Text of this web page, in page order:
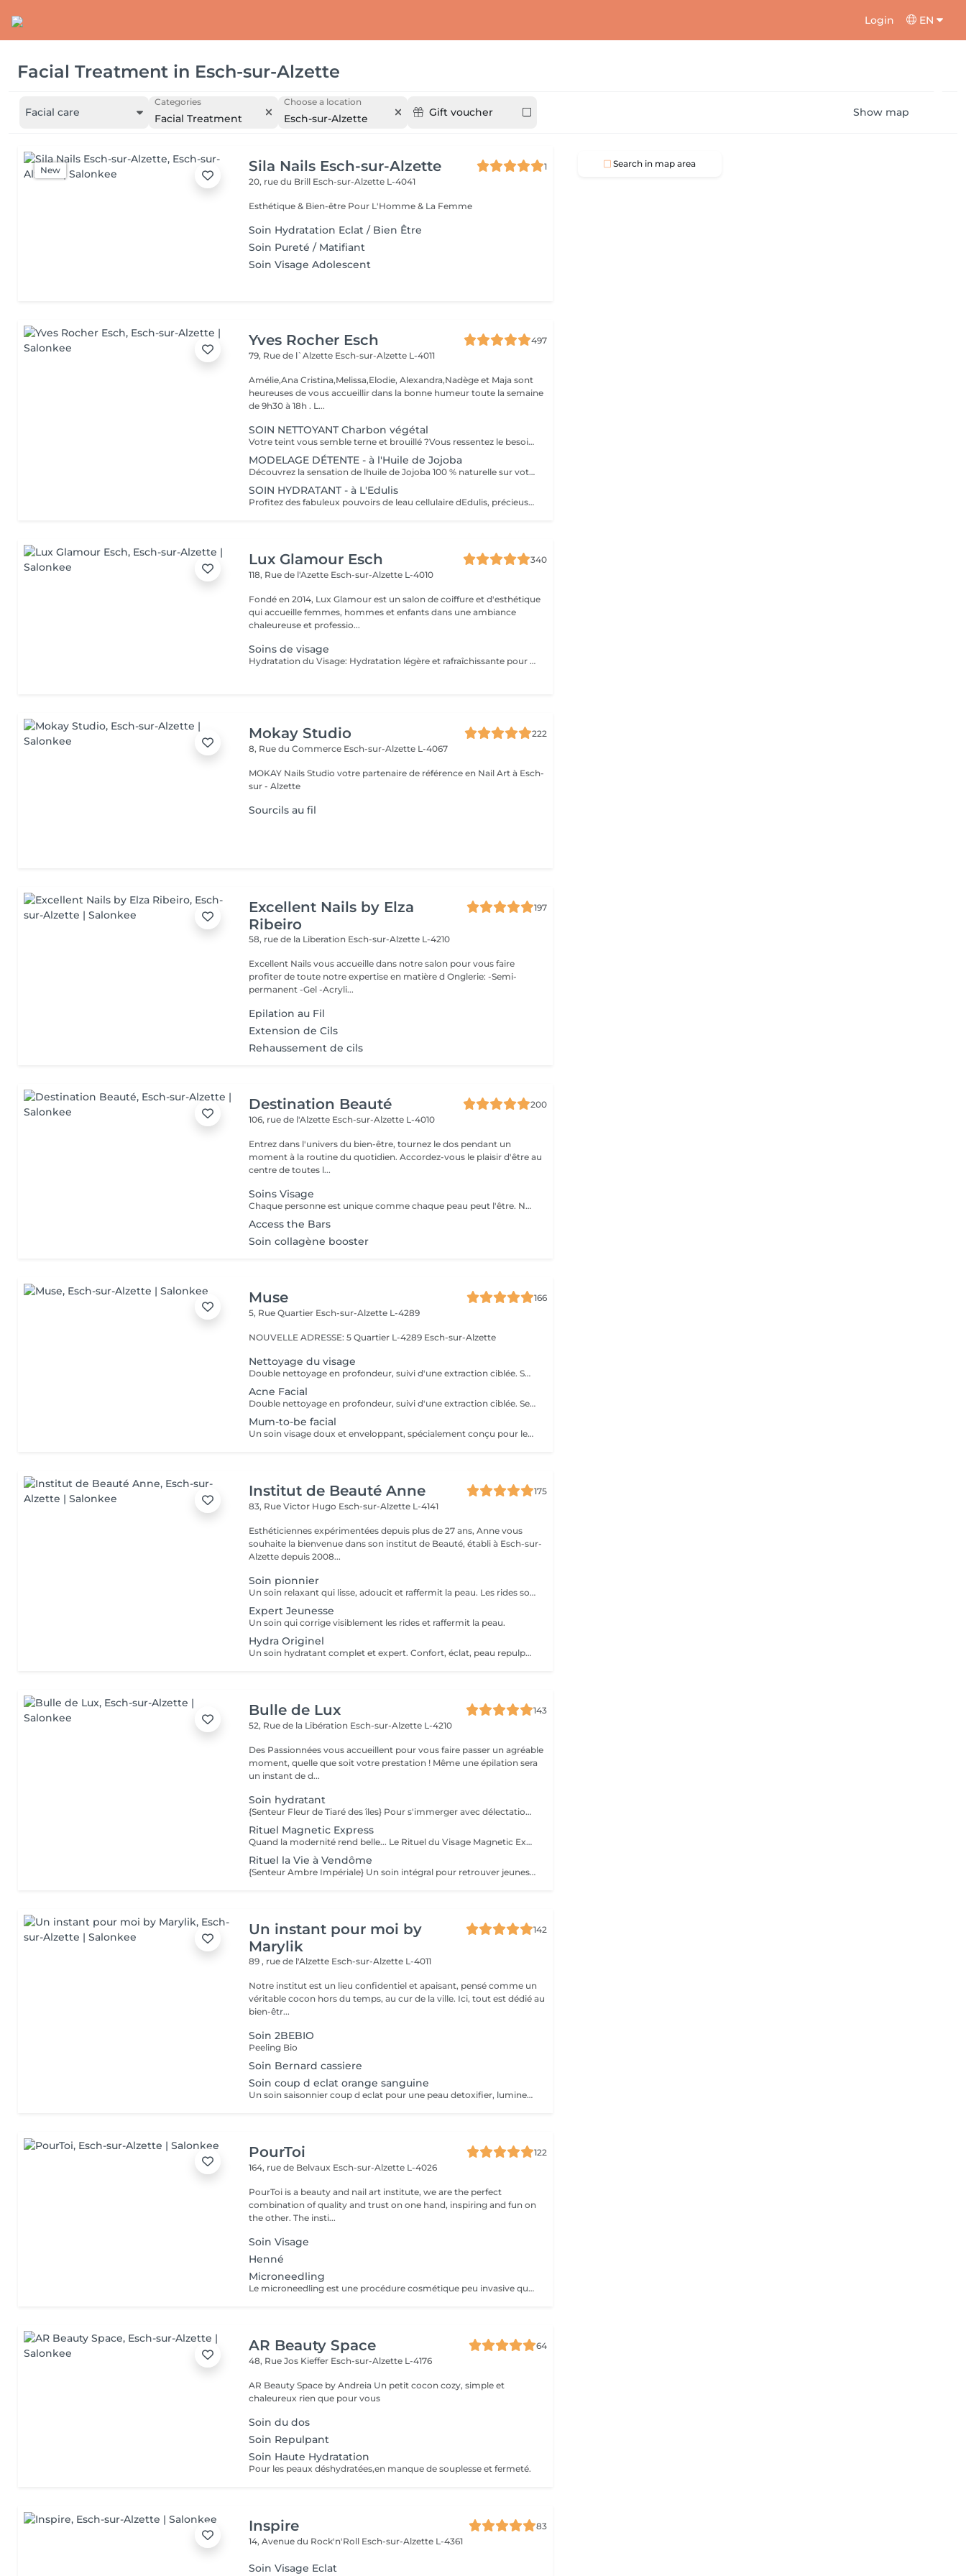
Login EN
Facial Treatment in Esch-sur-Alzette
Facial care
Categories
Facial Treatment
Choose a location
Esch-sur-Alzette Gift voucher Show map
New Sila Nails Esch-sur-Alzette
1
20, rue du Brill Esch-sur-Alzette L-4041
Esthétique & Bien-être Pour L'Homme & La Femme
Soin Hydratation Eclat / Bien Être
Soin Pureté / Matifiant
Soin Visage Adolescent
Yves Rocher Esch
497
79, Rue de l`Alzette Esch-sur-Alzette L-4011
Amélie,Ana Cristina,Melissa,Elodie, Alexandra,Nadège et Maja sont
heureuses de vous accueillir dans la bonne humeur toute la semaine
de 9h30 à 18h . L...
SOIN NETTOYANT Charbon végétal
Votre teint vous semble terne et brouillé ?Vous ressentez le besoin de nettoyer votre peau? Ce soin nettoyant s'adresse à vous. Il permettra de traiter votre peau sans la décaper. Purifié et détoxifié, votre visage retrouve un teint unifié,frais et lumineux. Une vraie bouffée d'oxygène pour votre peau!
MODELAGE DÉTENTE - à l'Huile de Jojoba
Découvrez la sensation de lhuile de Jojoba 100 % naturelle sur votre peau. Nourrie, votre peau retrouve tout son confort. Libéré de ses tensions grâce aux mains habiles de notre esthéticienne, votre visage est détendu. Bénéfices : Nourrie, votre peau retrouve tout son confort.
SOIN HYDRATANT - à L'Edulis
Profitez des fabuleux pouvoirs de leau cellulaire dEdulis, précieuse source dhydratation continue. Après la brumisation du Sérum concentré en eau cellulaire, le Masque Crème ressourçant se transforme en une texture soyeuse qui fond sur votre peau sous le délicat modelage de notre esthéticienne. Bénéfices : Gorgée deau, votre peau retrouve douceur, souplesse et éclat. Retrouvez le confort dune peau hydratée en continu.
Lux Glamour Esch
340
118, Rue de l'Azette Esch-sur-Alzette L-4010
Fondé en 2014, Lux Glamour est un salon de coiffure et d'esthétique
qui accueille femmes, hommes et enfants dans une ambiance
chaleureuse et professio...
Soins de visage
Hydratation du Visage: Hydratation légère et rafraîchissante pour préparer la peau à d'autres soins. Idéal pour nourrir et maintenir la peau souple, confortable et éclatante, sans extraction de points noirs ou blancs. Parfait pour un entretien régulier et une peau prête à recevoir des traitements plus profonds. Soin Visage: Nettoyage complet avec extraction des impuretés (points noirs et blancs). Ce soin revitalise et purifie la peau, laissant le visage propre, lumineux et équilibré. Soin Visage Profond: Traitement intensif avec laser PDT pour améliorer la pénétration des produits et stimuler la régénération de la peau. Résultat rapide et visible, idéal pour les besoins spécifiques ou pour un soin profondément revitalisant. Chaque soin est précédé d'un diagnostic personnalisé avec recommandation de produits adaptés à votre peau.
Mokay Studio
222
8, Rue du Commerce Esch-sur-Alzette L-4067
MOKAY Nails Studio votre partenaire de référence en Nail Art à Esch-
sur - Alzette
Sourcils au fil
Excellent Nails by Elza
Ribeiro
197
58, rue de la Liberation Esch-sur-Alzette L-4210
Excellent Nails vous accueille dans notre salon pour vous faire
profiter de toute notre expertise en matière d Onglerie: -Semi-
permanent -Gel -Acryli...
Epilation au Fil
Extension de Cils
Rehaussement de cils
Destination Beauté
200
106, rue de l'Alzette Esch-sur-Alzette L-4010
Entrez dans l'univers du bien-être, tournez le dos pendant un
moment à la routine du quotidien. Accordez-vous le plaisir d'être au
centre de toutes l...
Soins Visage
Chaque personne est unique comme chaque peau peut l'être. Nous offrons à votre peau ce dont elle a précisément besoin. Adaptés aux besoins individuels de votre peau, nous la traitons avec les produits de la gamme SKINOVAGEPX et avec le massage unique Touche Efficace.
Access the Bars
Soin collagène booster
Muse
166
5, Rue Quartier Esch-sur-Alzette L-4289
NOUVELLE ADRESSE: 5 Quartier L-4289 Esch-sur-Alzette
Nettoyage du visage
Double nettoyage en profondeur, suivi d'une extraction ciblée. Soin spécifique adapté aux besoins de votre peau, avec application d'un sérum et d'un masque pour purifier, rééquilibrer et illuminer le teint. Si la peau présente une inflammation ou de l'acné active, il est recommandé de privilégier le soin visage acné, plus adapté et respectueux de l'état cutané.
Acne Facial
Double nettoyage en profondeur, suivi d'une extraction ciblée. Selon l'état de la peau et le niveau d'inflammation, le soin peut inclure un peeling ou un traitement spécifique. Application d'un sérum adapté et d'un masque apaisant pour rééquilibrer la peau.
Mum-to-be facial
Un soin visage doux et enveloppant, spécialement conçu pour les futures mamans. Double nettoyage délicat, suivi d'un soin adapté aux besoins de la peau pendant la grossesse. Application d'un sérum et d'un masque pour hydrater, apaiser et révéler l'éclat naturel. Un moment de calme et de reconnexion, pour prendre soin de vous et de la vie que vous portez
Institut de Beauté Anne
175
83, Rue Victor Hugo Esch-sur-Alzette L-4141
Esthéticiennes expérimentées depuis plus de 27 ans, Anne vous
souhaite la bienvenue dans son institut de Beauté, établi à Esch-sur-
Alzette depuis 2008...
Soin pionnier
Un soin relaxant qui lisse, adoucit et raffermit la peau. Les rides sont visiblement corrigées. Procure un nouvel éclat à la peau. Avec un modelage visage spécifique.
Expert Jeunesse
Un soin qui corrige visiblement les rides et raffermit la peau.
Hydra Originel
Un soin hydratant complet et expert. Confort, éclat, peau repulpée, peau reposée.
Bulle de Lux
143
52, Rue de la Libération Esch-sur-Alzette L-4210
Des Passionnées vous accueillent pour vous faire passer un agréable
moment, quelle que soit votre prestation ! Même une épilation sera
un instant de d...
Soin hydratant
{Senteur Fleur de Tiaré des îles} Pour s'immerger avec délectation dans un lagon d'hydratation intense... Un voyage enchanteur au cur des plus belles îles polynésiennes pour révéler votre beauté originelle. Alliance parfaite de sensorialité et d'efficacité, ce soin associe des textures gorgées d'actifs aux couleurs chatoyantes à des actifs haute performance pour inonder la peau de bien-être et lui procurer une sensation d'hydratation absolue. [Peau déshydratée.]
Rituel Magnetic Express
Quand la modernité rend belle... Le Rituel du Visage Magnetic Express est un gommage-massage du visage innovant grâce à ses particules aimantées. Il est idéal pour nettoyer et protéger rapidement votre peau des agressions extérieures. Votre peau retrouve éclat et nouvelle jeunesse. [Tout type de peaux.]
Rituel la Vie à Vendôme
{Senteur Ambre Impériale} Un soin intégral pour retrouver jeunesse et vitalité... Inspiré par la beauté à la Française, ce soin pour peau mature allie luxe et volupté. Un soin intense et profond qui réveille votre splendeur. Des textures exquises et élégantes, une fragrance singulière empreinte de grâce, des couleurs délicates et féériques et des actifs d'exception à l'instar du Caviar pour ravir l'épiderme. [Peau mature.]
Un instant pour moi by
Marylik
142
89 , rue de l'Alzette Esch-sur-Alzette L-4011
Notre institut est un lieu confidentiel et apaisant, pensé comme un
véritable cocon hors du temps, au cur de la ville. Ici, tout est dédié au
bien-êtr...
Soin 2BEBIO
Peeling Bio
Soin Bernard cassiere
Soin coup d eclat orange sanguine
Un soin saisonnier coup d eclat pour une peau detoxifier, lumineuse Digitopression et massage aux pierres de gua sha
PourToi
122
164, rue de Belvaux Esch-sur-Alzette L-4026
PourToi is a beauty and nail art institute, we are the perfect
combination of quality and trust on one hand, inspiring and fun on
the other. The insti...
Soin Visage
Henné
Microneedling
Le microneedling est une procédure cosmétique peu invasive qui utilise de fines aiguilles pour percer légèrement la peau, stimulant ainsi la production de collagène et d'élastine. Elle améliore l'apparence des cicatrices d'acné, rides, pores dilatés et texture irrégulière. Réalisée avec un dermaroller ou dermapen, elle est rapide à récupérer, souvent associée à des sérums pour de meilleurs résultats.
AR Beauty Space
64
48, Rue Jos Kieffer Esch-sur-Alzette L-4176
AR Beauty Space by Andreia Un petit cocon cozy, simple et
chaleureux rien que pour vous
Soin du dos
Soin Repulpant
Soin Haute Hydratation
Pour les peaux déshydratées,en manque de souplesse et fermeté.
Inspire
83
14, Avenue du Rock'n'Roll Esch-sur-Alzette L-4361
Soin Visage Eclat
Search in map area